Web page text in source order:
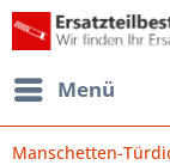
Menü
Manschetten-